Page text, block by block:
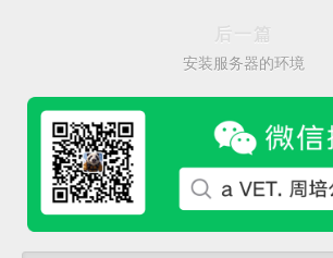
后一篇
安装服务器的环境